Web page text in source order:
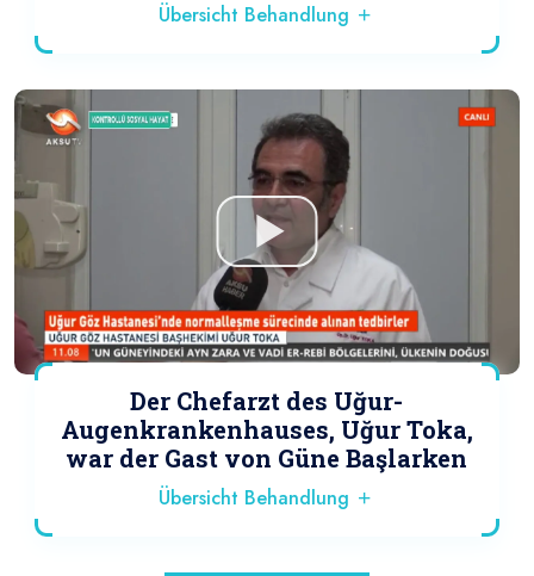
Übersicht Behandlung
Der Chefarzt des Uğur-
Augenkrankenhauses, Uğur Toka,
war der Gast von Güne Başlarken
Übersicht Behandlung